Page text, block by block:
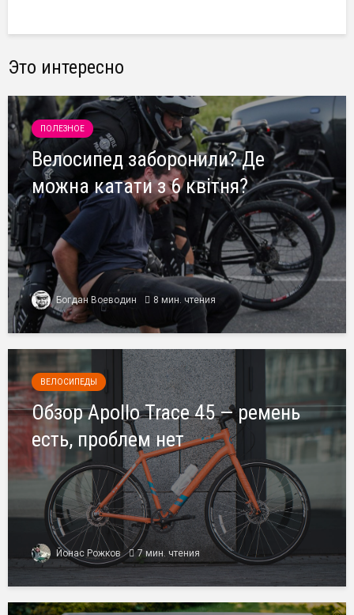
Это интересно
ПОЛЕЗНОЕ
Велосипед заборонили? Де
можна катати з 6 квітня?
Богдан Воеводин 8 мин. чтения
ВЕЛОСИПЕДЫ
Обзор Apollo Trace 45 — ремень
есть, проблем нет
Йонас Рожков 7 мин. чтения